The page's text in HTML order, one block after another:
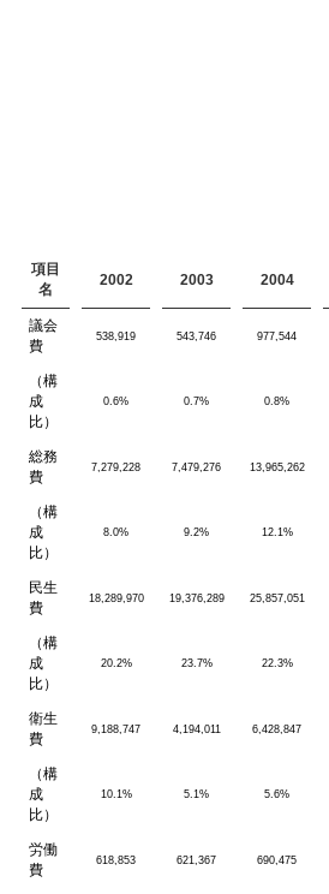
項目
名
2002 2003 2004
議会
費
538,919 543,746 977,544
（構
成
比）
0.6% 0.7% 0.8%
総務
費
7,279,228 7,479,276 13,965,262
（構
成
比）
8.0% 9.2% 12.1%
民生
費
18,289,970 19,376,289 25,857,051
（構
成
比）
20.2% 23.7% 22.3%
衛生
費
9,188,747 4,194,011 6,428,847
（構
成
比）
10.1% 5.1% 5.6%
労働
費
618,853 621,367 690,475